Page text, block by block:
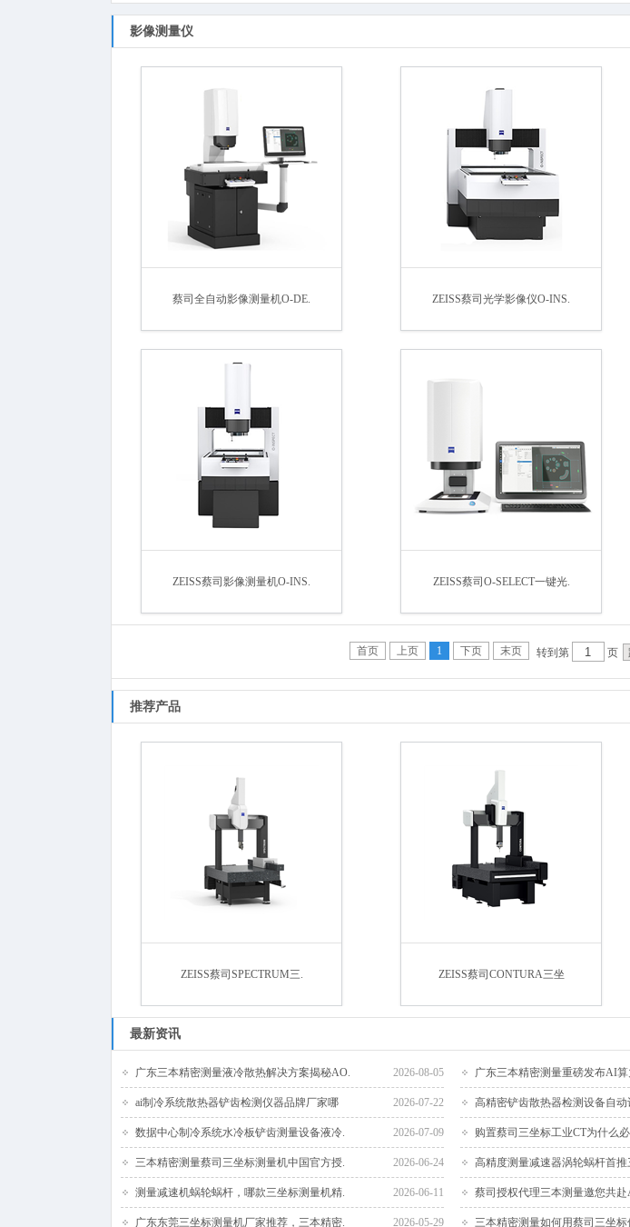
影像测量仪
蔡司全自动影像测量机O-DE. ZEISS蔡司光学影像仪O-INS.
ZEISS蔡司影像测量机O-INS. ZEISS蔡司O-SELECT一键光.
首页 上页 1 下页 末页 转到第 页
推荐产品
ZEISS蔡司SPECTRUM三. ZEISS蔡司CONTURA三坐
最新资讯
2026-08-05
广东三本精密测量液冷散热解决方案揭秘AO. 广东三本精密测量重磅发布AI
2026-07-22
ai制冷系统散热器铲齿检测仪器品牌厂家哪 高精密铲齿散热器检测设备自动
2026-07-09
数据中心制冷系统水冷板铲齿测量设备液冷. 购置蔡司三坐标工业CT为什么
2026-06-24
三本精密测量蔡司三坐标测量机中国官方授. 高精度测量减速器涡轮蜗杆首推
2026-06-11
测量减速机蜗轮蜗杆，哪款三坐标测量机精. 蔡司授权代理三本测量邀您共
2026-05-29
广东东莞三坐标测量机厂家推荐，三本精密. 三本精密测量如何用蔡司三坐标